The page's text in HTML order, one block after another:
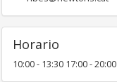
Horario
10:00 - 13:30 17:00 - 20:00